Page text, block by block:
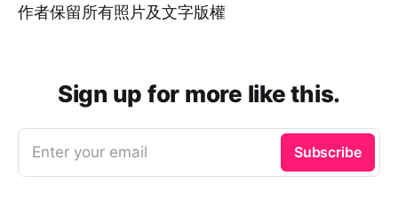
作者保留所有照片及文字版權
Sign up for more like this.
Enter your email Subscribe